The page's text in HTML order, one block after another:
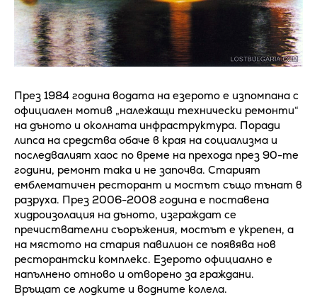
През 1984 година водата на езерото е изпомпана с
официален мотив „належащи технически ремонти“
на дъното и околната инфраструктура. Поради
липса на средства обаче в края на социализма и
последвалият хаос по време на прехода през 90-те
години, ремонт така и не започва. Старият
емблематичен ресторант и мостът също тънат в
разруха. През 2006-2008 година е поставена
хидроизолация на дъното, изграждат се
пречиствателни съоръжения, мостът е укрепен, а
на мястото на стария павилион се появява нов
ресторантски комплекс. Езерото официално е
напълнено отново и отворено за граждани.
Връщат се лодките и водните колела.